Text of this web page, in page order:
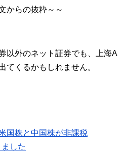
からの抜粋～～
以外のネット証券でも、上海A
てくるかもしれません。
国株と中国株が非課税
した